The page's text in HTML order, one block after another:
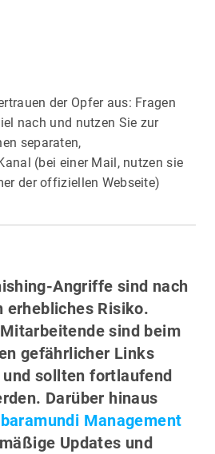
der Opfer aus: Fragen
nach und nutzen Sie zur
separaten,
(bei einer Mail, nutzen sie
der offiziellen Webseite)
Angriffe sind nach
erhebliches Risiko.
sind beim
gefährlicher Links
sollten fortlaufend
Darüber hinaus
baramundi Management
Updates und